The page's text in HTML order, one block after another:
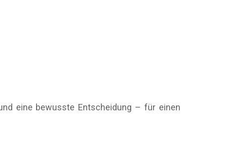
eine bewusste Entscheidung – für einen